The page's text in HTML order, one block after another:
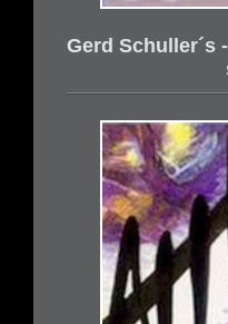
Gerd Schuller´s